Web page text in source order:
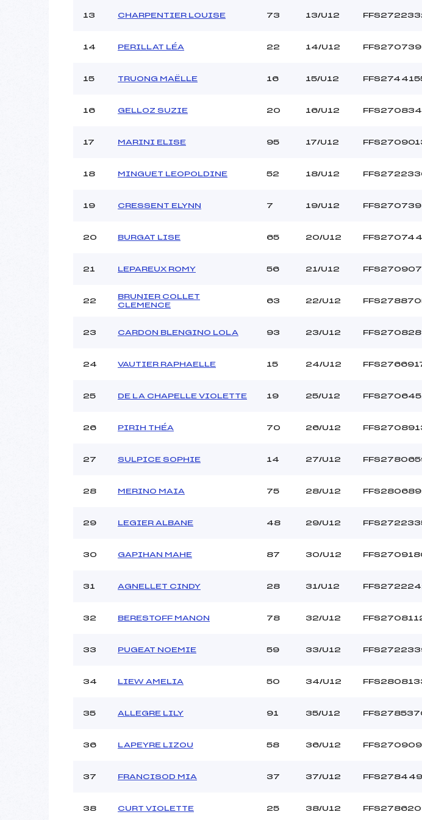
13 CHARPENTIER LOUISE 73 13/U12
14 PERILLAT LÉA 22 14/U12
15 TRUONG MAËLLE 16 15/U12
16 GELLOZ SUZIE 20 16/U12
17 MARINI ELISE 95 17/U12
18 MINGUET LEOPOLDINE 52 18/U12
19 CRESSENT ELYNN 7 19/U12
20 BURGAT LISE 65 20/U12
21 LEPAREUX ROMY 56 21/U12
22
BRUNIER COLLET
CLEMENCE
63 22/U12
23 CARDON BLENGINO LOLA 93 23/U12
24 VAUTIER RAPHAELLE 15 24/U12
25 DE LA CHAPELLE VIOLETTE 19 25/U12
26 PIRIH THÉA 70 26/U12
27 SULPICE SOPHIE 14 27/U12
28 MERINO MAIA 75 28/U12
29 LEGIER ALBANE 48 29/U12
30 GAPIHAN MAHE 87 30/U12
31 AGNELLET CINDY 28 31/U12
32 BERESTOFF MANON 78 32/U12
33 PUGEAT NOEMIE 59 33/U12
34 LIEW AMELIA 50 34/U12
35 ALLEGRE LILY 91 35/U12
36 LAPEYRE LIZOU 58 36/U12
37 FRANCISOD MIA 37 37/U12
38 CURT VIOLETTE 25 38/U12